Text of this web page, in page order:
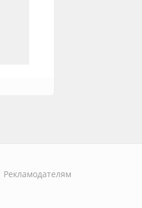
Рекламодателям